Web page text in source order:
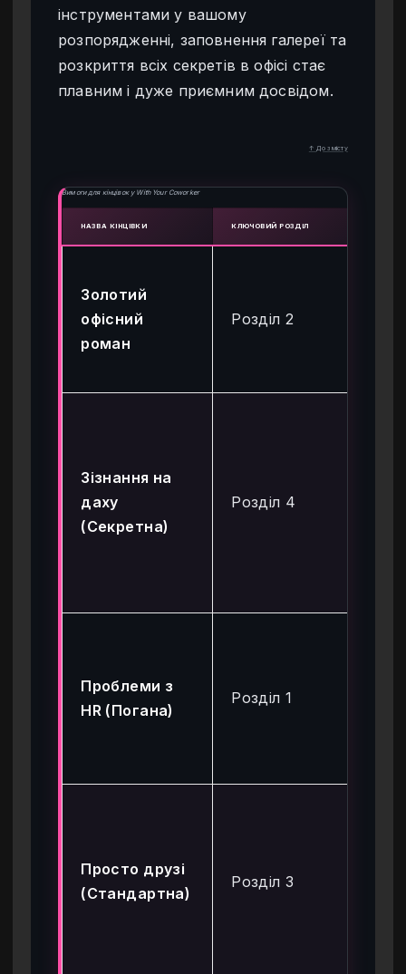
інструментами у вашому
розпорядженні, заповнення галереї та
розкриття всіх секретів в офісі стає
плавним і дуже приємним досвідом.
↑ До змісту
Вимоги для кінцівок у With Your Coworker
НАЗВА КІНЦІВКИ КЛЮЧОВИЙ РОЗДІЛ
Золотий
офісний
роман
Розділ 2
Зізнання на
даху
(Секретна)
Розділ 4
Проблеми з
HR (Погана)
Розділ 1
Просто друзі
(Стандартна)
Розділ 3